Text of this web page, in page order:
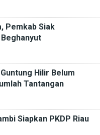
Pemkab Siak
Hilir Belum
Tantangan
Siapkan PKDP Riau